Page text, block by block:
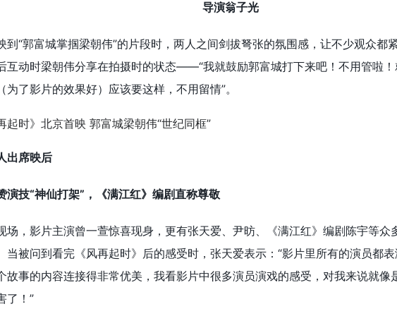
导演翁子光
到“郭富城掌掴梁朝伟”的片段时，两人之间剑拔弩张的氛围感，让不少观众都
互动时梁朝伟分享在拍摄时的状态——“我就鼓励郭富城打下来吧！不用管啦
为了影片的效果好）应该要这样，不用留情”。
出席映后
演技“神仙打架”，《满江红》编剧直称尊敬
场，影片主演曾一萱惊喜现身，更有张天爱、尹昉、《满江红》编剧陈宇等众
当被问到看完《风再起时》后的感受时，张天爱表示：“影片里所有的演员都
故事的内容连接得非常优美，我看影片中很多演员演戏的感受，对我来说就像
了！”